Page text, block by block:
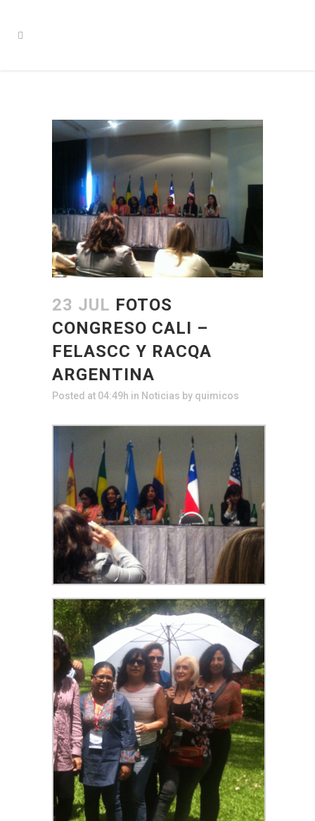
23 JUL FOTOS
CONGRESO CALI –
FELASCC Y RACQA
ARGENTINA
Posted at 04:49h in Noticias by quimicos